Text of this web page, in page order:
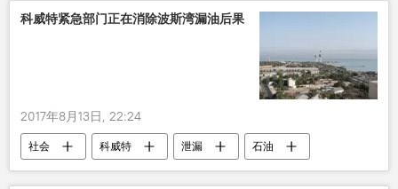
科威特紧急部门正在消除波斯湾漏油后果
2017年8月13日, 22:24
社会 科威特 泄漏 石油